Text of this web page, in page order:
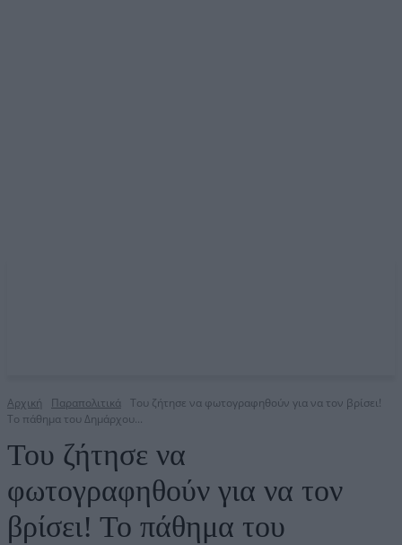
Αρχική Παραπολιτικά Του ζήτησε να φωτογραφηθούν για να τον βρίσει!
Το πάθημα του Δημάρχου...
Του ζήτησε να
φωτογραφηθούν για να τον
βρίσει! Το πάθημα του